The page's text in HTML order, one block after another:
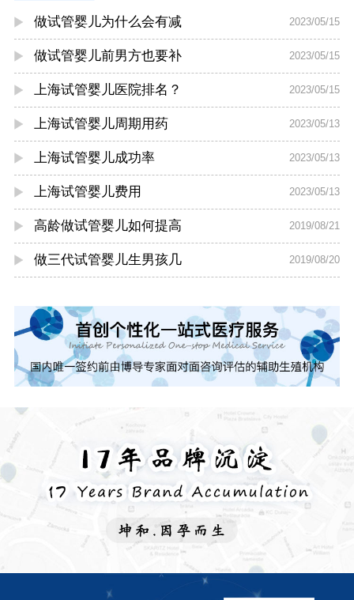
做试管婴儿为什么会有减 2023/05/15
做试管婴儿前男方也要补 2023/05/15
上海试管婴儿医院排名？ 2023/05/15
上海试管婴儿周期用药 2023/05/13
上海试管婴儿成功率 2023/05/13
上海试管婴儿费用 2023/05/13
高龄做试管婴儿如何提高 2019/08/21
做三代试管婴儿生男孩几 2019/08/20